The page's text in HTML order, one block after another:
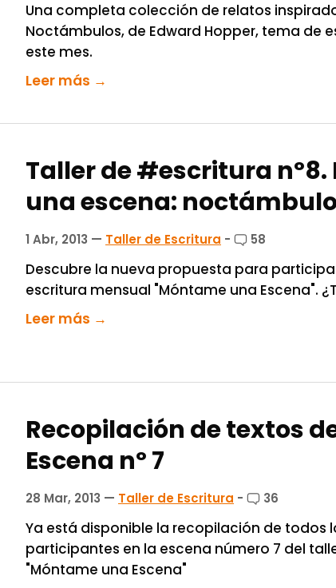
Una completa colección de relatos
Noctámbulos, de Edward Hopper, tema de
este mes.
Leer más →
Taller de #escritura
una escena:
1 Abr, 2013 — Taller de Escritura - 58
Descubre la nueva propuesta para
escritura mensual "Móntame una Escena".
Leer más →
Recopilación de textos
Escena nº 7
28 Mar, 2013 — Taller de Escritura - 36
Ya está disponible la recopilación de todos
participantes en la escena número 7 del
"Móntame una Escena"